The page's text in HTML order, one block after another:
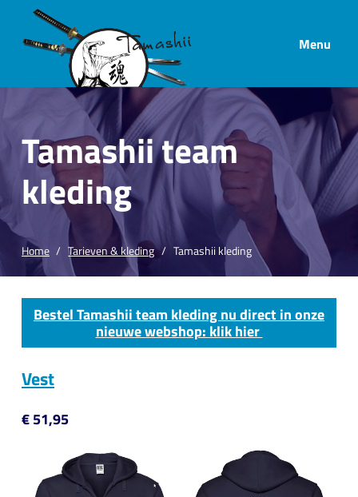
Menu
Home Tarieven & kleding Tamashii kleding
Tamashii team
kleding
Bestel Tamashii team kleding nu direct in onze
nieuwe webshop: klik hier
Vest
€ 51,95